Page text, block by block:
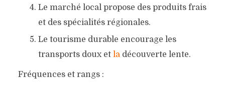
Le marché local propose des produits frais
et des spécialités régionales.
Le tourisme durable encourage les
transports doux et ladécouverte lente.
Fréquences et rangs :